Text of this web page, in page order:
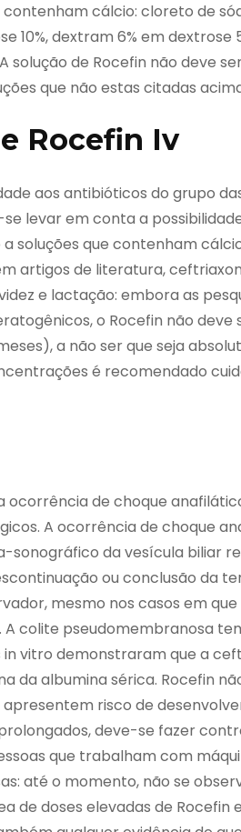
cálcio: cloreto de
10%, dextram 6% em dextrose
solução de Rocefin não deve
que não estas citadas
Rocefin Iv
aos antibióticos do grupo
levar em conta a
soluções que contenham
artigos de literatura,
e lactação: embora as
o Rocefin não deve
a não ser que seja
é recomendado
de choque
A ocorrência de choque
sonográfico da vesícula biliar
ou conclusão da
mesmo nos casos em que
colite pseudomembranosa
vitro demonstraram que a
da albumina sérica. Rocefin
risco de
deve-se fazer
que trabalham com
até o momento, não se
de doses elevadas de Rocefin